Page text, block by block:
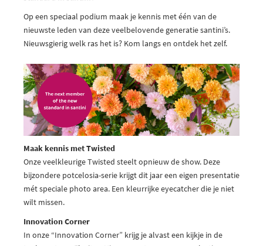
Op een speciaal podium maak je kennis met één van de
nieuwste leden van deze veelbelovende generatie santini’s.
Nieuwsgierig welk ras het is? Kom langs en ontdek het zelf.
Maak kennis met Twisted
Onze veelkleurige Twisted steelt opnieuw de show. Deze
bijzondere potcelosia-serie krijgt dit jaar een eigen presentatie
mét speciale photo area. Een kleurrijke eyecatcher die je niet
wilt missen.
Innovation Corner
In onze “Innovation Corner” krijg je alvast een kijkje in de